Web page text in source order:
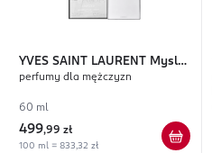
YVES SAINT LAURENT
Myslf
L'Absolu
perfumy dla mężczyzn
60 ml
499,99 zł
100 ml = 833,32 zł